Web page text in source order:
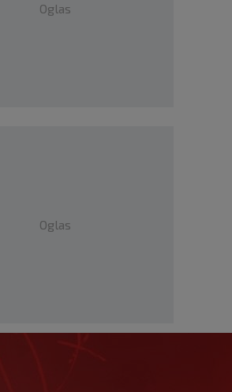
Oglas
Oglas